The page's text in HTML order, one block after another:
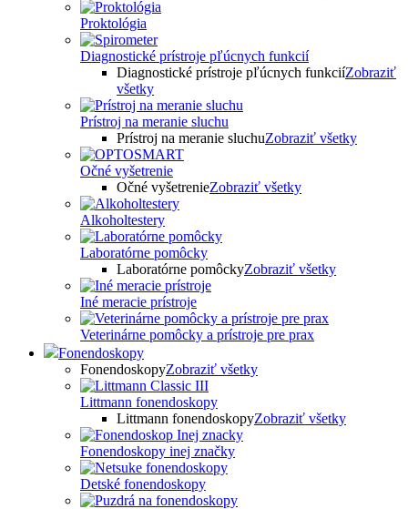
Proktológia
Diagnostické prístroje pľúcnych funkcií
Diagnostické prístroje pľúcnych funkciíZobraziť
všetky
Prístroj na meranie sluchu
Prístroj na meranie sluchuZobraziť všetky
Očné vyšetrenie
Očné vyšetrenieZobraziť všetky
Alkoholtestery
Laboratórne pomôcky
Laboratórne pomôckyZobraziť všetky
Iné meracie prístroje
Veterinárne pomôcky a prístroje pre prax
Fonendoskopy
FonendoskopyZobraziť všetky
Littmann fonendoskopy
Littmann fonendoskopyZobraziť všetky
Fonendoskopy inej značky
Detské fonendoskopy